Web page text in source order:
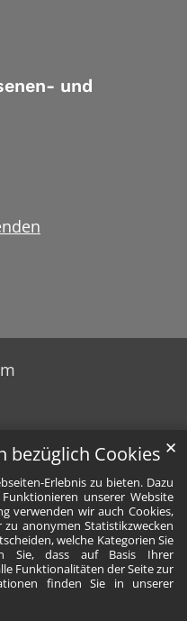
bezüglich Cookies
Erlebnis zu bieten. Dazu
unserer Website
verwenden wir auch Cookies,
anonymen Statistikzwecken
welche Kategorien Sie
Sie, dass auf Basis Ihrer
Funktionalitäten der Seite zur
finden Sie in unserer
✕
und